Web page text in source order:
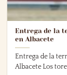
Entrega de la
en Albacete
Entrega de la
Albacete Los